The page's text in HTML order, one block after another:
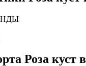
Роза куст